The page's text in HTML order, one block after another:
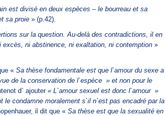
est divisé en deux espèces – le bourreau et sa
sa proie » (p.42).
sur la question. Au-delà des contradictions, il en
ni abstinence, ni exaltation, ni contemption »
« Sa thèse fondamentale est que l`amour du sexe a
de la conservation de l`espèce » et non pour le
d` ajouter« L`amour sexuel est donc l`amour »
condamne moralement s`il n`est pas encadré par la
il dit que « Sa thèse est que la sexualité en